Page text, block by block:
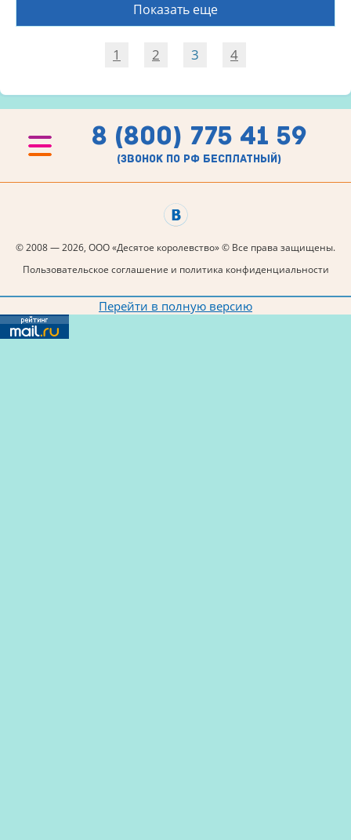
Показать еще
1 2 3 4
8 (800) 775 41 59
(звонок по рф бесплатный)
© 2008 — 2026, ООО «Десятое королевство» © Все права защищены.
Пользовательское соглашение и политика конфиденциальности
Перейти в полную версию